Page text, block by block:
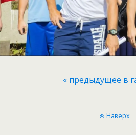
« предыдущее в
Наверх